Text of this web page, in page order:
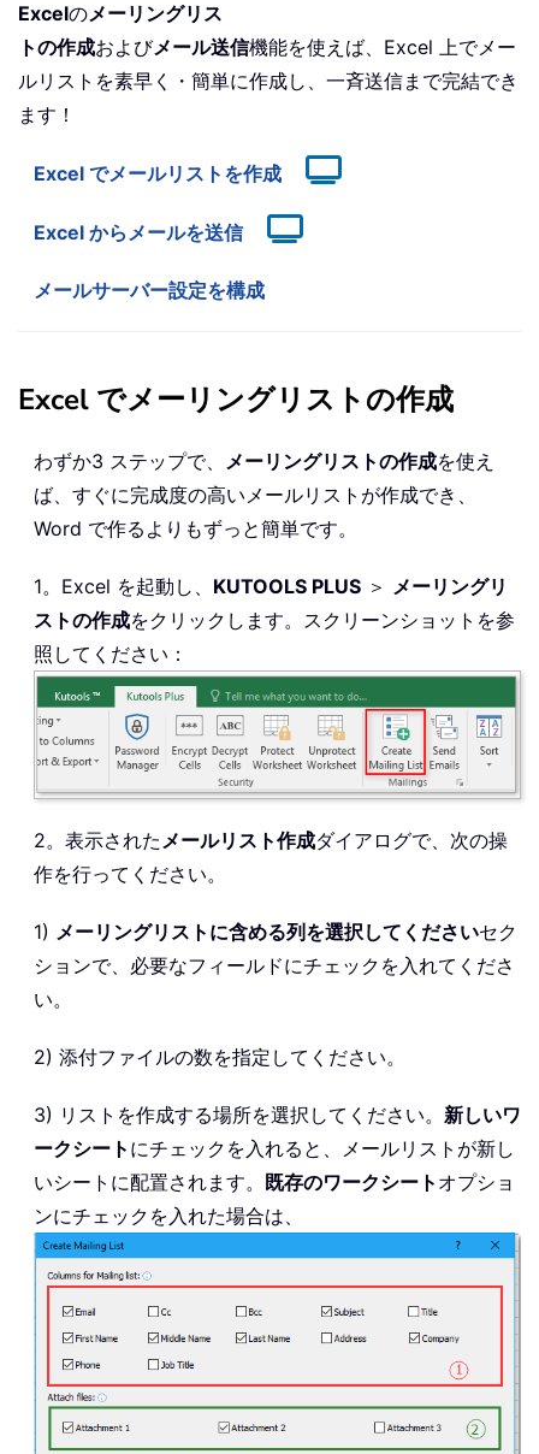
Excelのメーリングリス
トの作成およびメール送信機能を使えば、Excel 上でメー
ルリストを素早く・簡単に作成し、一斉送信まで完結でき
ます！
Excel でメールリストを作成
Excel からメールを送信
メールサーバー設定を構成
Excel でメーリングリストの作成
わずか3 ステップで、 メーリングリストの作成を使え
ば、すぐに完成度の高いメールリストが作成でき、
Word で作るよりもずっと簡単です。
1。Excel を起動し、 KUTOOLS PLUS ＞ メーリングリ
ストの作成をクリックします。スクリーンショットを参
照してください：
2。表示された メールリスト作成ダイアログで、次の操
作を行ってください。
1) メーリングリストに含める列を選択してくださいセク
ションで、必要なフィールドにチェックを入れてくださ
い。
2) 添付ファイルの数を指定してください。
3) リストを作成する場所を選択してください。 新しいワ
ークシート にチェックを入れると、メールリストが新し
いシートに配置されます。 既存のワークシート オプショ
ンにチェックを入れた場合は、